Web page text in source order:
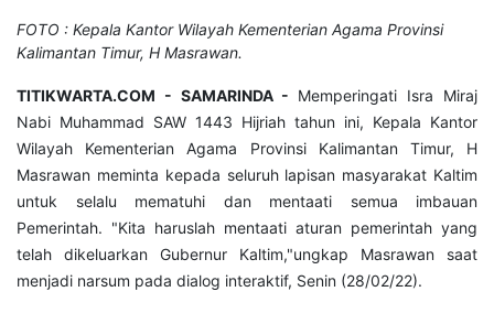
FOTO : Kepala Kantor Wilayah Kementerian Agama Provinsi
Kalimantan Timur, H Masrawan.
TITIKWARTA.COM - SAMARINDA - Memperingati Isra Miraj
Nabi Muhammad SAW 1443 Hijriah tahun ini, Kepala Kantor
Wilayah Kementerian Agama Provinsi Kalimantan Timur, H
Masrawan meminta kepada seluruh lapisan masyarakat Kaltim
untuk selalu mematuhi dan mentaati semua imbauan
Pemerintah. "Kita haruslah mentaati aturan pemerintah yang
telah dikeluarkan Gubernur Kaltim,"ungkap Masrawan saat
menjadi narsum pada dialog interaktif, Senin (28/02/22).